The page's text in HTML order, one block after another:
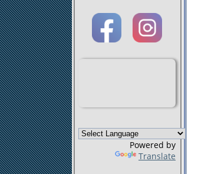
Powered by
Translate